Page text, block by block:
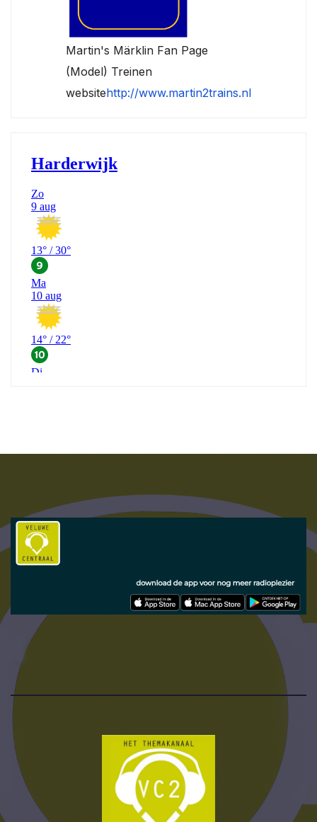
Martin's Märklin Fan Page
(Model) Treinen
websitehttp://www.martin2trains.nl